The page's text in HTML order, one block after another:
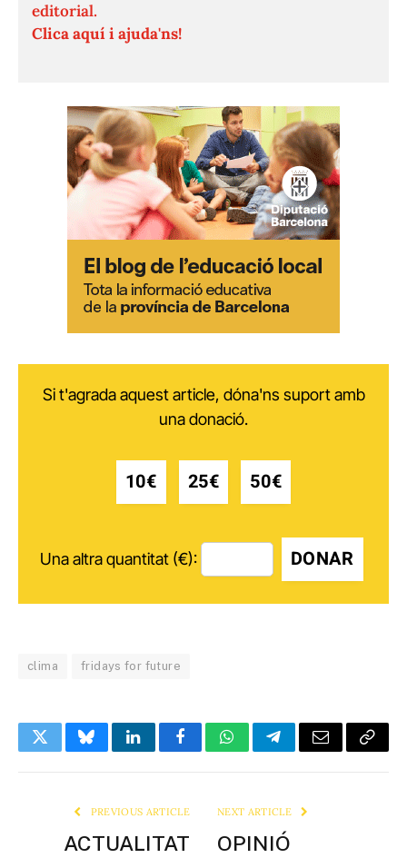
editorial.
Clica aquí i ajuda'ns!
Si t'agrada aquest article, dóna'ns suport amb
una donació.
10€ 25€ 50€
Una altra quantitat (€): DONAR
clima fridays for future
TwitterBlueskyLinkedInFacebookWhatsAppTelegramEmail Copy
PREVIOUS ARTICLE
ACTUALITAT
NEXT ARTICLE
OPINIÓ